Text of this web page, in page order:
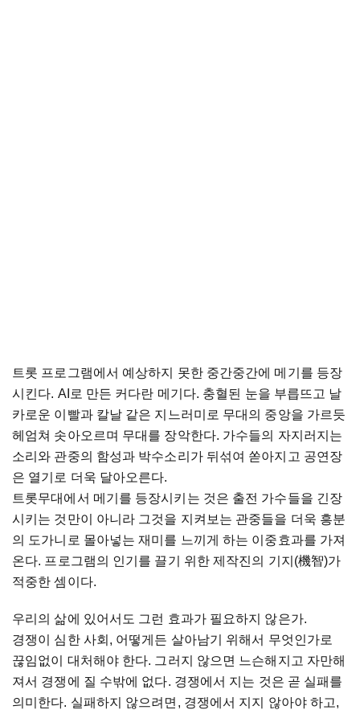
트롯 프로그램에서 예상하지 못한 중간중간에 메기를 등장
시킨다. AI로 만든 커다란 메기다. 충혈된 눈을 부릅뜨고 날
카로운 이빨과 칼날 같은 지느러미로 무대의 중앙을 가르듯
헤엄쳐 솟아오르며 무대를 장악한다. 가수들의 자지러지는
소리와 관중의 함성과 박수소리가 뒤섞여 쏟아지고 공연장
은 열기로 더욱 달아오른다.
트롯무대에서 메기를 등장시키는 것은 출전 가수들을 긴장
시키는 것만이 아니라 그것을 지켜보는 관중들을 더욱 흥분
의 도가니로 몰아넣는 재미를 느끼게 하는 이중효과를 가져
온다. 프로그램의 인기를 끌기 위한 제작진의 기지(機智)가
적중한 셈이다.
우리의 삶에 있어서도 그런 효과가 필요하지 않은가.
경쟁이 심한 사회, 어떻게든 살아남기 위해서 무엇인가로
끊임없이 대처해야 한다. 그러지 않으면 느슨해지고 자만해
져서 경쟁에 질 수밖에 없다. 경쟁에서 지는 것은 곧 실패를
의미한다. 실패하지 않으려면, 경쟁에서 지지 않아야 하고,